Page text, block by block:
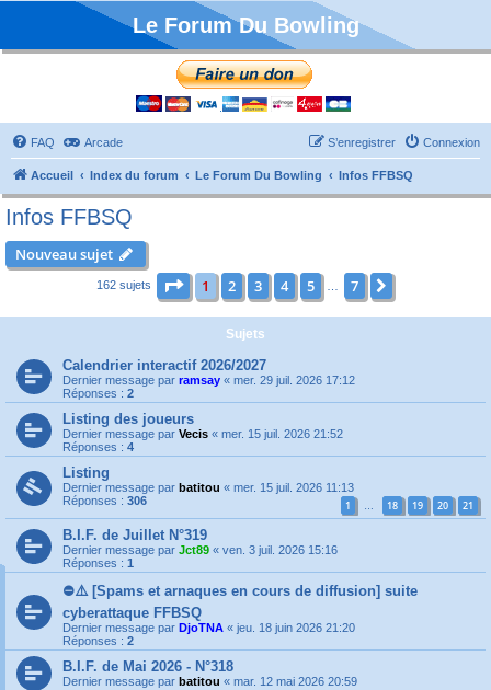
Le Forum Du Bowling
FAQ Arcade Connexion
S’enregistrer
Accueil Index du forum Le Forum Du Bowling Infos FFBSQ
Infos FFBSQ
Nouveau sujet
162 sujets Page sur7
1 2 3 4 5 7
Sujets
Calendrier interactif 2026/2027
Dernier message par ramsay « mer. 29 juil. 2026 17:12
Réponses : 2
Listing des joueurs
Dernier message par Vecis « mer. 15 juil. 2026 21:52
Réponses : 4
Listing
Dernier message par batitou « mer. 15 juil. 2026 11:13
Réponses : 306 1 … 18 19 20 21
B.I.F. de Juillet N°319
Dernier message par Jct89 « ven. 3 juil. 2026 15:16
Réponses : 1
⛔️⚠️ [Spams et arnaques en cours de diffusion] suite
cyberattaque FFBSQ
Dernier message par DjoTNA « jeu. 18 juin 2026 21:20
Réponses : 2
B.I.F. de Mai 2026 - N°318
Dernier message par batitou « mar. 12 mai 2026 20:59